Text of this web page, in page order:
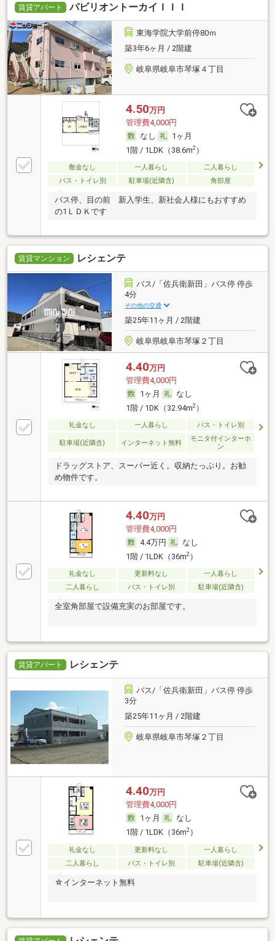
賃貸アパート パビリオントーカイＩＩＩ
東海学院大学前停80ｍ
築3年6ヶ月 / 2階建
岐阜県岐阜市琴塚４丁目
4.50万円
管理費4,000円
なし
1ヶ月
1階 / 1LDK（38.6m2）
敷金なし 一人暮らし
二人暮らし
バス・トイレ別
駐車場(近隣含) 角部屋
バス停、目の前 新入学生、新社会人様にもおすすめ
の1ＬＤＫです
賃貸マンション レシェンテ
バス/「佐兵衛新田」バス停 停歩
4分
その他の交通
築25年11ヶ月 / 2階建
岐阜県岐阜市琴塚２丁目
4.40万円
管理費4,000円
1ヶ月
なし
1階 / 1DK（32.94m2）
礼金なし 一人暮らし バス・トイレ別
駐車場(近隣含) インターネット無料
モニタ付インターホ
ン
ドラッグストア、スーパー近く。収納たっぷり。お勧
め物件です。
4.40万円
管理費4,000円
4.4万円
なし
1階 / 1LDK（36m2）
礼金なし 更新料なし
一人暮らし
二人暮らし
バス・トイレ別 駐車場(近隣含)
全室角部屋で設備充実のお部屋です。
賃貸アパート レシェンテ
バス/「佐兵衛新田」バス停 停歩
3分
築25年11ヶ月 / 2階建
岐阜県岐阜市琴塚２丁目
4.40万円
管理費4,000円
1ヶ月
なし
1階 / 1LDK（36m2）
礼金なし 更新料なし
一人暮らし
二人暮らし
バス・トイレ別 駐車場(近隣含)
☆インターネット無料